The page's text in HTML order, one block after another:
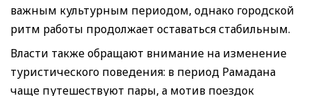
важным культурным периодом, однако городской
ритм работы продолжает оставаться стабильным.
Власти также обращают внимание на изменение
туристического поведения: в период Рамадана
чаще путешествуют пары, а мотив поездок